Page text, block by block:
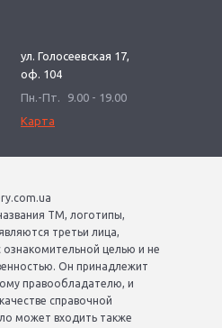
ул. Голосеевская 17,
оф. 104
Пн.-Пт.
9.00 - 19.00
Карта
ТМ, логотипы,
третьи лица,
ознакомительной целью и не
Он принадлежит
правообладателю, и
справочной
может входить также